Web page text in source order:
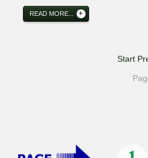
READ MORE...
Start